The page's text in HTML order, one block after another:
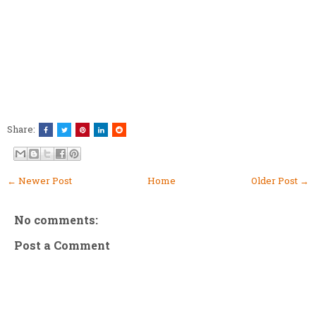
Share:
← Newer Post Older Post →
Home
No comments:
Post a Comment